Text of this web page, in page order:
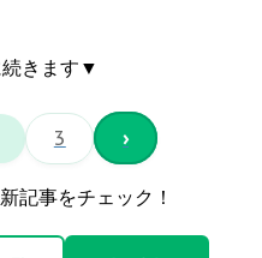
きます▼
3 ›
記事をチェック！